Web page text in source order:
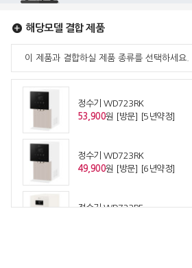
해당모델 결합 제품
정수기 WD723RK
53,900원 [방문] [5년약정]
정수기 WD723RK
49,900원 [방문] [6년약정]
정수기 WD723RE